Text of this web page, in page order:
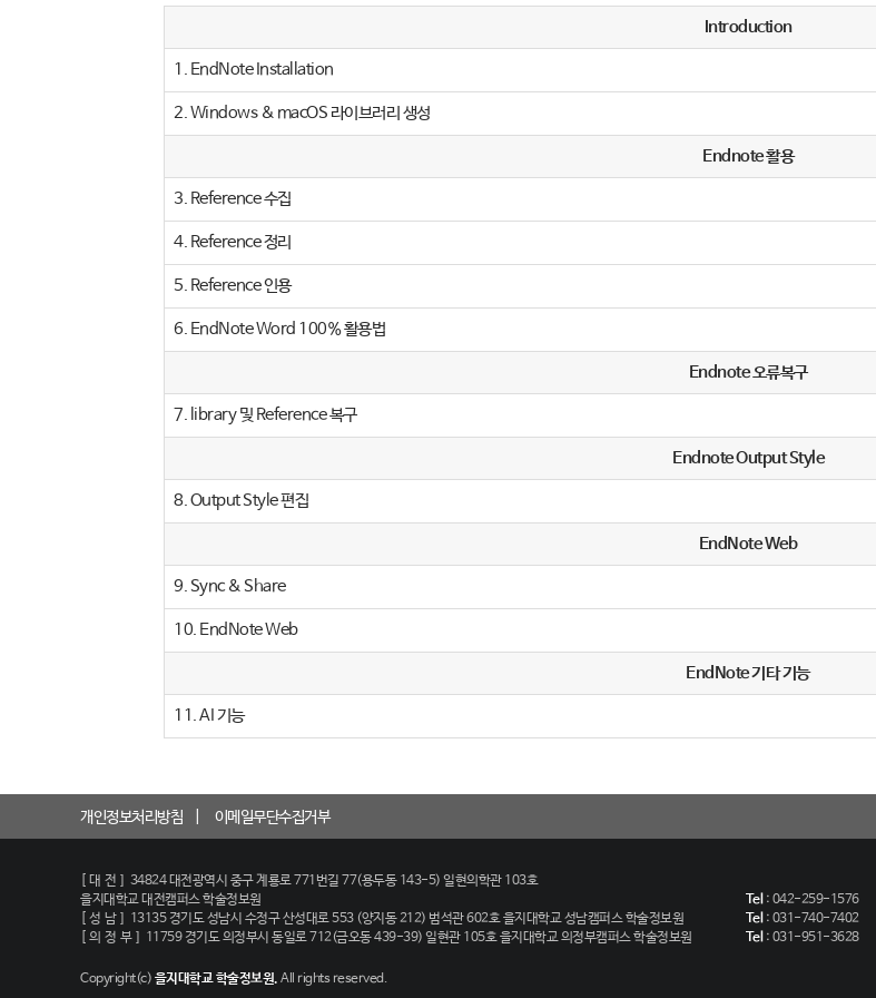
Introduction
1. EndNote Installation
2. Windows & macOS 라이브러리 생성
Endnote 활용
3. Reference 수집
4. Reference 정리
5. Reference 인용
6. EndNote Word 100% 활용법
Endnote 오류복구
7. library 및 Reference 복구
Endnote Output Style
8. Output Style 편집
EndNote Web
9. Sync & Share
10. EndNote Web
EndNote 기타 기능
11. AI 기능
개인정보처리방침 이메일무단수집거부
[대전] 34824 대전광역시 중구 계룡로 771번길 77(용두동 143-5) 일현의학관 103호
을지대학교 대전캠퍼스 학술정보원
Tel : 042-259-1576
[성남] 13135 경기도 성남시 수정구 산성대로 553 (양지동 212) 범석관 602호을지대학교 성남캠퍼스 학술정보원 Tel : 031-740-7402
[의정부] 11759 경기도 의정부시 동일로 712(금오동 439-39) 일현관 105호을지대학교 의정부캠퍼스 학술정보원 Tel : 031-951-3628
Copyright(c) 을지대학교 학술정보원. All rights reserved.